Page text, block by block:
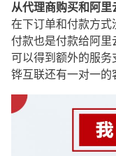
从代理商购买和阿里
在下订单和付款方式
付款也是付款给阿
可以得到额外的服
铧互联还有一对一的